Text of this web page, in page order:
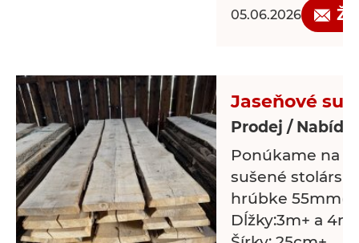
05.06.2026
Jaseňové
Prodej /
Ponúkame na
sušené
hrúbke
Dĺžky:3m+ a